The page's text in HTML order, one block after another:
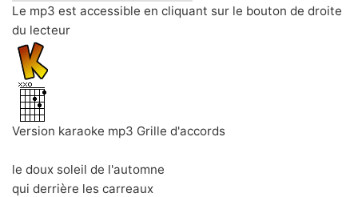
Le mp3 est accessible en cliquant sur le bouton de droite
du lecteur
Version karaoke mp3 Grille d'accords
le doux soleil de l'automne
qui derrière les carreaux